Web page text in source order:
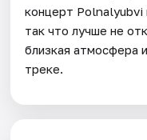
концерт Polnalyubvi
так что лучше не
близкая атмосфера
треке.